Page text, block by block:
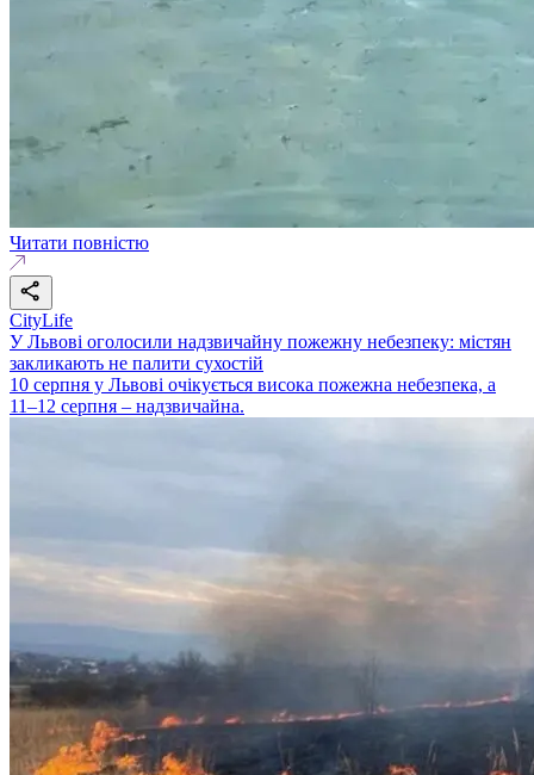
Читати повністю
CityLife
У Львові оголосили надзвичайну пожежну небезпеку: містян
закликають не палити сухостій
10 серпня у Львові очікується висока пожежна небезпека, а
11–12 серпня – надзвичайна.